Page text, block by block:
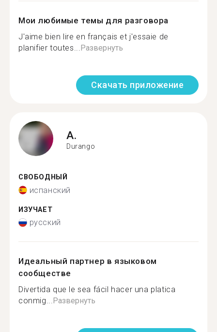
Мои любимые темы для разговора
J'aime bien lire en français et j'essaie de
planifier toutes...Развернуть
Скачать приложение
A.
Durango
СВОБОДНЫЙ
испанский
ИЗУЧАЕТ
русский
Идеальный партнер в языковом
сообществе
Divertida que le sea fácil hacer una platica
conmig...Развернуть